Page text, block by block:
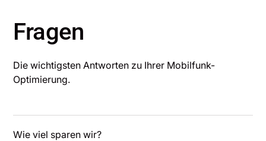
Fragen
Die wichtigsten Antworten zu Ihrer Mobilfunk-
Optimierung.
Wie viel sparen wir?